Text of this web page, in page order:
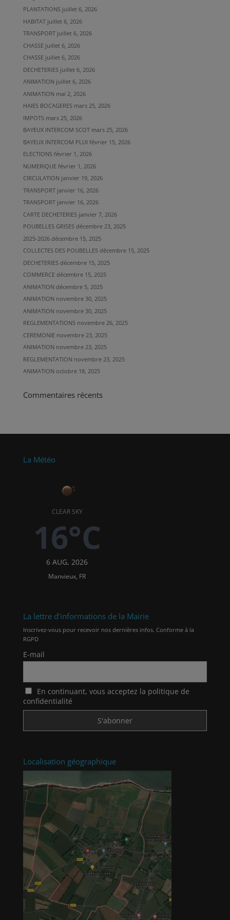
PLANTATIONS juillet 6, 2026
HABITAT juillet 6, 2026
TRANSPORT juillet 6, 2026
CHASSE juillet 6, 2026
CHASSE juillet 6, 2026
DECHETERIES juillet 6, 2026
ANIMATION juillet 6, 2026
ANIMATION mai 2, 2026
HAIES BOCAGERES mars 25, 2026
IMPOTS mars 25, 2026
BAYEUX INTERCOM SCOT mars 25, 2026
BAYEUX INTERCOM PLUI février 15, 2026
ELECTIONS février 1, 2026
NUMERIQUE février 1, 2026
CIRCULATION janvier 19, 2026
TRANSPORT janvier 16, 2026
TRANSPORT janvier 16, 2026
CARTE DECHETERIES janvier 7, 2026
POUBELLES GRISES décembre 23, 2025
2025-2026 décembre 15, 2025
COLLECTES DES POUBELLES décembre 15, 2025
DECHETERIES décembre 15, 2025
COMMERCE décembre 15, 2025
ANIMATION décembre 5, 2025
ANIMATION novembre 30, 2025
ANIMATION novembre 30, 2025
REGLEMENTATIONS novembre 26, 2025
CEREMONIE novembre 23, 2025
ANIMATION novembre 23, 2025
REGLEMENTATION novembre 23, 2025
ANIMATION octobre 18, 2025
Commentaires récents
La Météo
CLEAR SKY
16°C
6 AUG, 2026
Manvieux, FR
La lettre d’informations de la Mairie
Inscrivez-vous pour recevoir nos dernières infos. Conforme à la
RGPD
E-mail
En continuant, vous acceptez la politique de
confidentialité
Localisation géographique